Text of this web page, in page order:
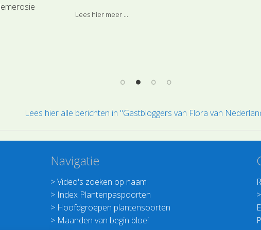
parviflora). Vaak wordt er zelfs beweerd dat
Lees hier meer ...
Lees hier alle berichten in "Gastbloggers van Flora van
Navigatie
>Video's zoeken op naam
> Index Plantenpaspoorten
> Hoofdgroepen plantensoorten
> Maanden van begin bloei
>